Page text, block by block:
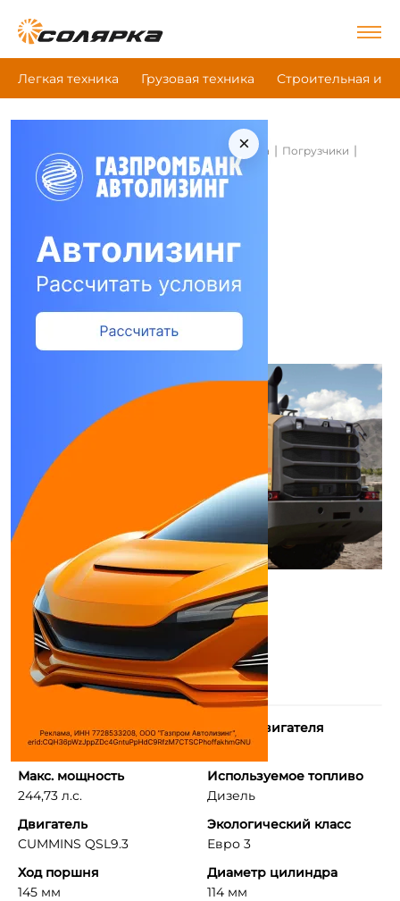
Легкая техника Грузовая техника Строительная и
×
Главная Строительная и дорожная техника | Погрузчики |
Foton Fl976H
Погрузчики Foton Fl976H
Количество цилиндров
Объем двигателя
- см³
Макс. мощность
244,73 л.с.
Используемое топливо
Дизель
Двигатель
CUMMINS QSL9.3
Экологический класс
Евро 3
Ход поршня
145 мм
Диаметр цилиндра
114 мм